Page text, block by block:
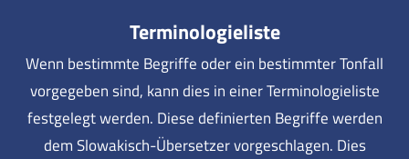
Terminologieliste
Wenn bestimmte Begriffe oder ein bestimmter Tonfall
vorgegeben sind, kann dies in einer Terminologieliste
festgelegt werden. Diese definierten Begriffe werden
dem Slowakisch-Übersetzer vorgeschlagen. Dies